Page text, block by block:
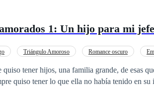
que su vínculo se profundiza y la pasión se
la oscuridad los consumirá a ambos?
1: Un hijo para mi jefe
Triángulo Amoroso Romance oscuro
tener hijos, una familia grande, de esas
quiso tener lo que ella no había tenido en